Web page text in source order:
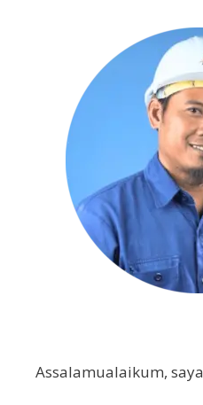
Assalamualaikum, saya